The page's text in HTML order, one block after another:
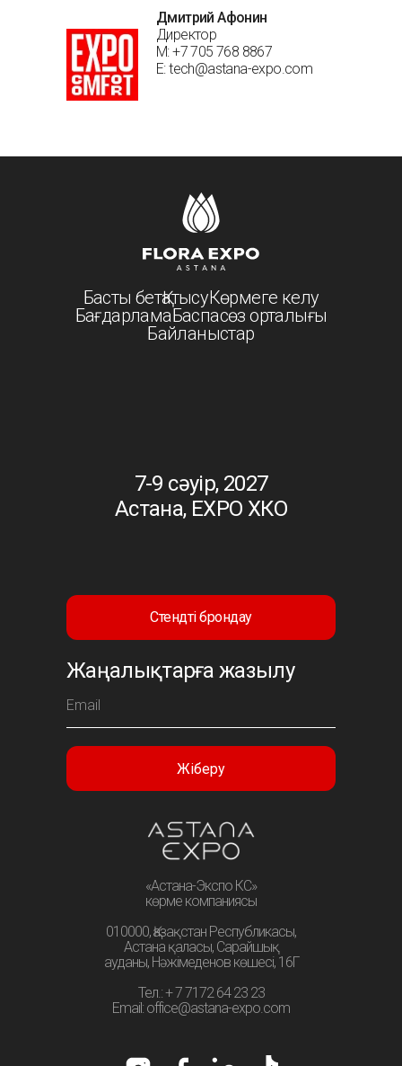
Дмитрий Афонин
Директор
М: +7 705 768 8867
E: tech@astana-expo.com
«Астана-Экспо КС»
көрме компаниясы
010000, Қазақстан Республикасы,
Астана қаласы, Сарайшық
ауданы, Нәжімеденов көшесі, 16Г
Тел.: + 7 7172 64 23 23
Email: office@astana-expo.com
Басты бетҚатысуКөрмеге келу
БағдарламаБаспасөз орталығы
Байланыстар
7-9 сәуір, 2027
Астана, EXPO ХКО
Стендті брондау
Жаңалықтарға жазылу
Жіберу